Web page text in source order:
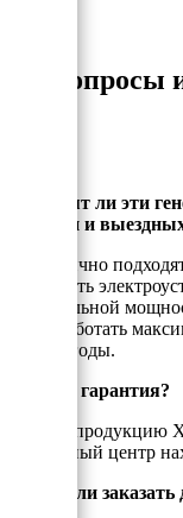
Подходят ли эти
стройки и
Да, отлично
нагружать
номинальной
будет работать
долгие годы.
Есть ли гарантия?
На всю продукцию
Сервисный центр
Можно ли